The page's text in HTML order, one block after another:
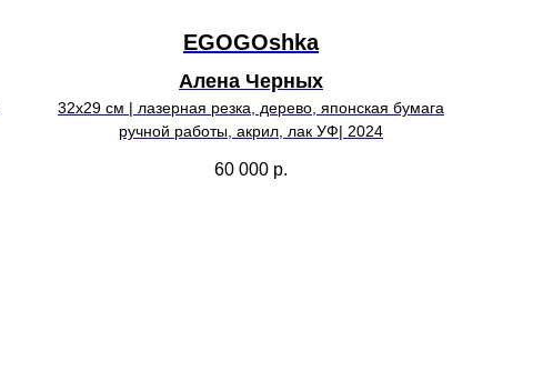
EGOGOshka
Алена Черных
32х29 см | лазерная резка, дерево, японская бумага
ручной работы, акрил, лак УФ| 2024
60 000 р.